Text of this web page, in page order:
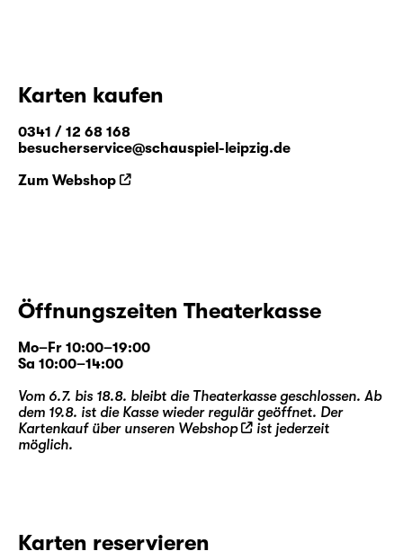
Karten kaufen
0341 / 12 68 168
besucherservice@schauspiel-leipzig.de
Zum Webshop
Öffnungszeiten Theaterkasse
Mo–Fr 10:00–19:00
Sa 10:00–14:00
Vom 6.7. bis 18.8. bleibt die Theaterkasse geschlossen. Ab
dem 19.8. ist die Kasse wieder regulär geöffnet. Der
Kartenkauf über unseren Webshop
ist jederzeit
möglich.
Karten reservieren